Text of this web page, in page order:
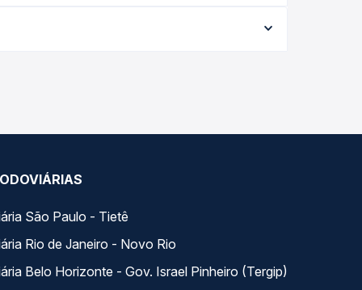
garante a melhor oferta para o seu roteiro.
São Paulo - Tietê
Rio de Janeiro - Novo Rio
Belo Horizonte - Gov. Israel Pinheiro (Tergip)